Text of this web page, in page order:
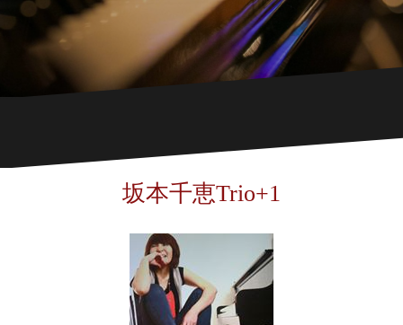
坂本千恵Trio+1